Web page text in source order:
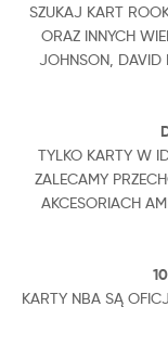
SZUKAJ KART
ORAZ INNYCH
JOHNSON, DAVID
TYLKO KARTY W
ZALECAMY
AKCESORIACH
KARTY NBA SĄ